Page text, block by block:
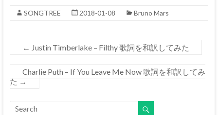
SONGTREE 2018-01-08 Bruno Mars
← Justin Timberlake – Filthy 歌詞を和訳してみた
Charlie Puth – If You Leave Me Now 歌詞を和訳してみ
た →